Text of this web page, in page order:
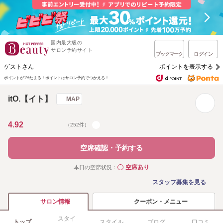
国内最大級の
サロン予約サイト
ブックマーク ログイン
ゲストさん ポイントを表示する
ポイントが1%たまる！ ポイントはサロン予約でつかえる！
itO.【イト】 MAP
4.92 （252件）
空席確認・予約する
本日の空席状況： ◯空席あり
スタッフ募集を見る
サロン情報 クーポン・メニュー
スタイ